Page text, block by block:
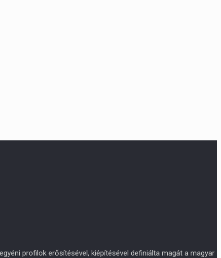
profilok erősítésével, kiépítésével definiálta magát a magyar